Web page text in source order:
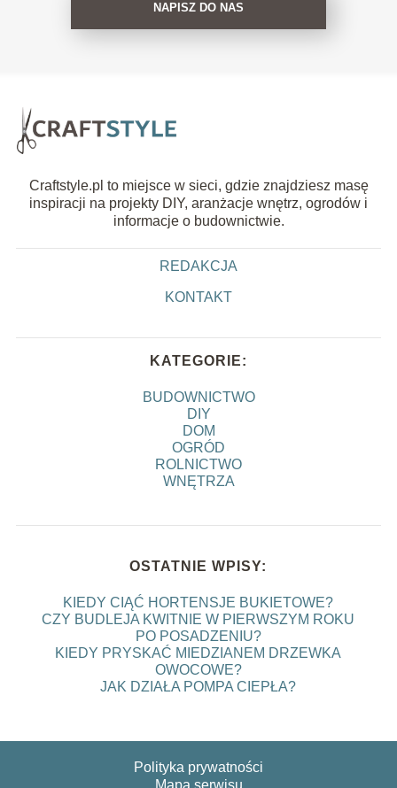
NAPISZ DO NAS
Craftstyle.pl to miejsce w sieci, gdzie znajdziesz masę
inspiracji na projekty DIY, aranżacje wnętrz, ogrodów i
informacje o budownictwie.
REDAKCJA
KONTAKT
KATEGORIE:
BUDOWNICTWO
DIY
DOM
OGRÓD
ROLNICTWO
WNĘTRZA
OSTATNIE WPISY:
KIEDY CIĄĆ HORTENSJE BUKIETOWE?
CZY BUDLEJA KWITNIE W PIERWSZYM ROKU
PO POSADZENIU?
KIEDY PRYSKAĆ MIEDZIANEM DRZEWKA
OWOCOWE?
JAK DZIAŁA POMPA CIEPŁA?
Polityka prywatności
Mapa serwisu